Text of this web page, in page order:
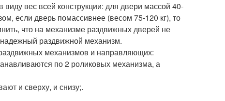
вес всей конструкции: для двери массой 40-
если дверь помассивнее (весом 75-120 кг), то
что на механизме раздвижных дверей не
раздвижной механизм.
механизмов и направляющих:
по 2 роликовых механизма, а
и сверху, и снизу;.